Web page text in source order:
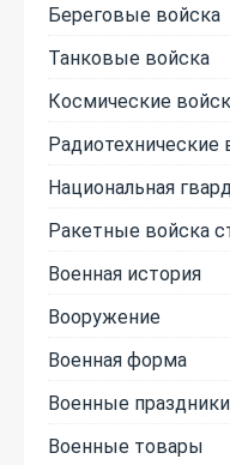
Береговые войска
Танковые войска
Космические
Радиотехнические
Национальная
Ракетные войска
Военная история
Вооружение
Военная форма
Военные праздники
Военные товары